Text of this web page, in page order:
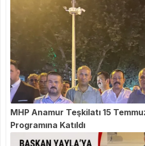
MHP Anamur Teşkilatı 15
Programına Katıldı